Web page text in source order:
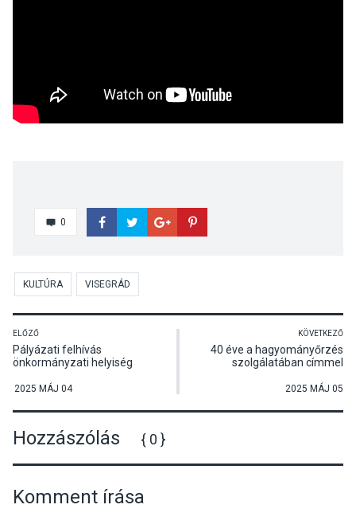
0
KULTÚRA VISEGRÁD
ELŐZŐ
Pályázati felhívás
önkormányzati helyiség
2025 MÁJ 04
KÖVETKEZŐ
40 éve a hagyományőrzés
szolgálatában címmel
visegrádi palotajátékokról
2025 MÁJ 05
Hozzászólás { 0 }
Komment írása